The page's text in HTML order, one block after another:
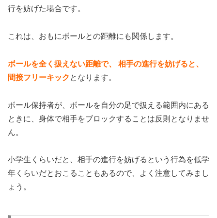
行を妨げた場合です。
これは、おもにボールとの距離にも関係します。
ボールを全く扱えない距離で、
相手の進行を妨げると、
間接フリーキック となります。
ボール保持者が、ボールを自分の足で扱える範囲内にある
ときに、身体で相手をブロックすることは反則となりませ
ん。
小学生くらいだと、相手の進行を妨げるという行為を低学
年くらいだとおこることもあるので、よく注意してみまし
ょう。